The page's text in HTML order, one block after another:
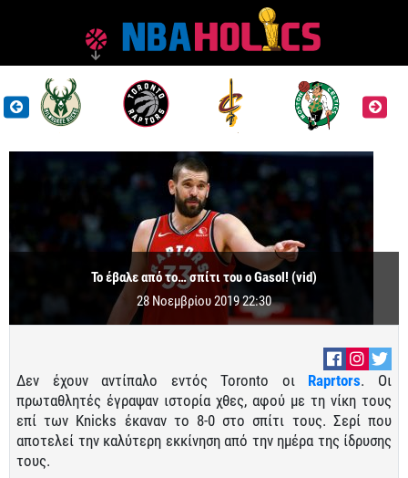
Το έβαλε από το… σπίτι του ο Gasol! (vid)
28 Νοεμβρίου 2019 22:30
Δεν έχουν αντίπαλο εντός Toronto οι Raprtors. Οι
πρωταθλητές έγραψαν ιστορία χθες, αφού με τη νίκη τους
επί των Knicks έκαναν το 8-0 στο σπίτι τους. Σερί που
αποτελεί την καλύτερη εκκίνηση από την ημέρα της ίδρυσης
τους.